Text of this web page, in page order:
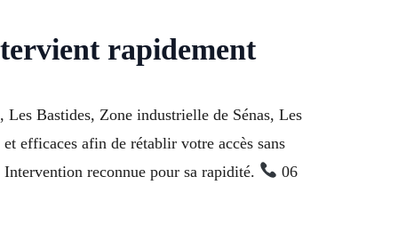
rapidement
Bastides, Zone industrielle de Sénas, Les
efficaces afin de rétablir votre accès sans
Intervention reconnue pour sa rapidité.
06